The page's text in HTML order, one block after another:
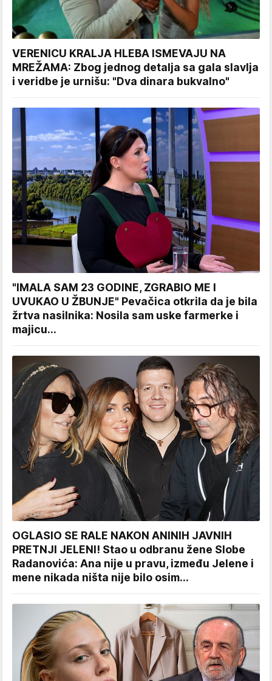
VERENICU KRALJA HLEBA ISMEVAJU NA
MREŽAMA: Zbog jednog detalja sa gala slavlja
i veridbe je urnišu: "Dva dinara bukvalno"
"IMALA SAM 23 GODINE, ZGRABIO ME I
UVUKAO U ŽBUNJE" Pevačica otkrila da je bila
žrtva nasilnika: Nosila sam uske farmerke i
majicu...
OGLASIO SE RALE NAKON ANINIH JAVNIH
PRETNJI JELENI! Stao u odbranu žene Slobe
Radanovića: Ana nije u pravu, između Jelene i
mene nikada ništa nije bilo osim...